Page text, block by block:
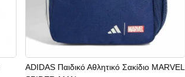
ADIDAS Παιδικό Αθλητικό Σακίδιο MARVEL